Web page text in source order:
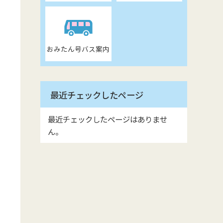
おみたん号バス案内
最近チェックしたページ
最近チェックしたページはありませ
ん。